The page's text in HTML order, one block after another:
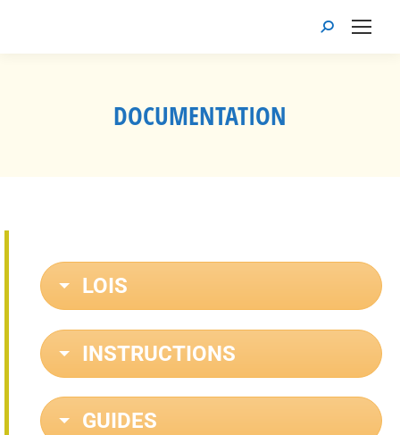
DOCUMENTATION
LOIS
INSTRUCTIONS
GUIDES